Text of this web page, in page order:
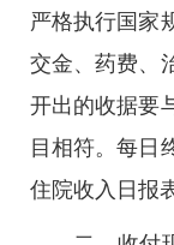
严格执行国家
交金、药费、
开出的收据要
目相符。每日
住院收入日报